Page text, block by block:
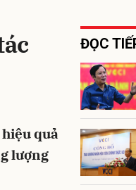
quả
lượng
ĐỌC
Gửi